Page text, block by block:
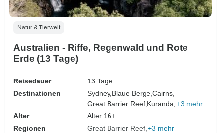
Natur & Tierwelt
Australien - Riffe, Regenwald und Rote
Erde (13 Tage)
Reisedauer
13 Tage
Destinationen
Sydney, Blaue Berge,Cairns,
Great Barrier Reef, Kuranda, +3 mehr
Alter
Alter 16+
Regionen
Great Barrier Reef +3 mehr